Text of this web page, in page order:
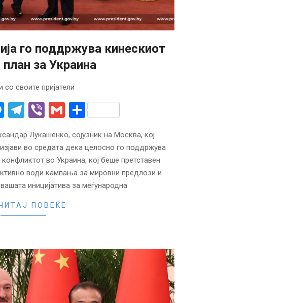
го поддржува кинескиот
за Украина
со своите пријатели
Messenger
Telegram
ViberGmailShare
Лукашенко, сојузник на Москва, кој
во средата дека целосно го поддржува
во Украина, кој беше претставен
води кампања за мировни предлози и
иницијатива за меѓународна
ПОВЕЌЕ